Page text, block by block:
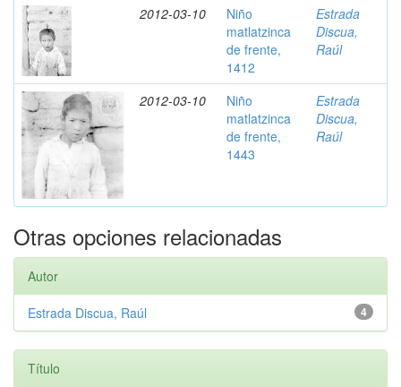
2012-03-10
Niño
matlatzinca
de frente,
1412
Estrada
Discua,
Raúl
2012-03-10
Niño
matlatzinca
de frente,
1443
Estrada
Discua,
Raúl
Otras opciones relacionadas
Autor
4
Estrada Discua, Raúl
Título